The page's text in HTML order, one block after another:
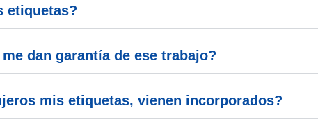
etiquetas?
dan garantía de ese trabajo?
mis etiquetas, vienen incorporados?